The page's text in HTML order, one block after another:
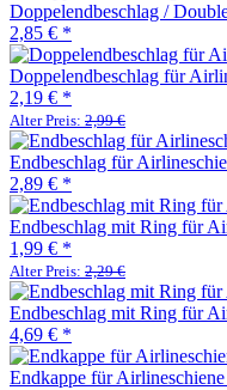
Doppelendbeschlag /
2,85 € *
Doppelendbeschlag für
2,19 € *
Alter Preis: 2,99 €
Endbeschlag für
2,89 € *
Endbeschlag mit Ring für
1,99 € *
Alter Preis: 2,29 €
Endbeschlag mit Ring für
4,69 € *
Endkappe für